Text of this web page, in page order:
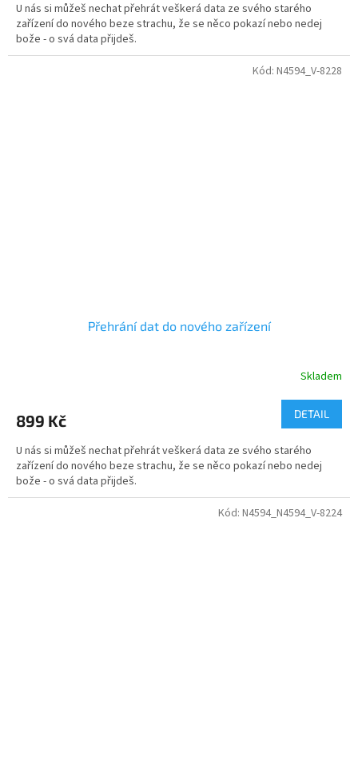
U nás si můžeš nechat přehrát veškerá data ze svého starého
zařízení do nového beze strachu, že se něco pokazí nebo nedej
bože - o svá data přijdeš.
Přehrání dat do nového zařízení
Skladem
899 Kč DETAIL
U nás si můžeš nechat přehrát veškerá data ze svého starého
zařízení do nového beze strachu, že se něco pokazí nebo nedej
bože - o svá data přijdeš.
Kód: N4594_V-8228
Kód: N4594_N4594_V-8224